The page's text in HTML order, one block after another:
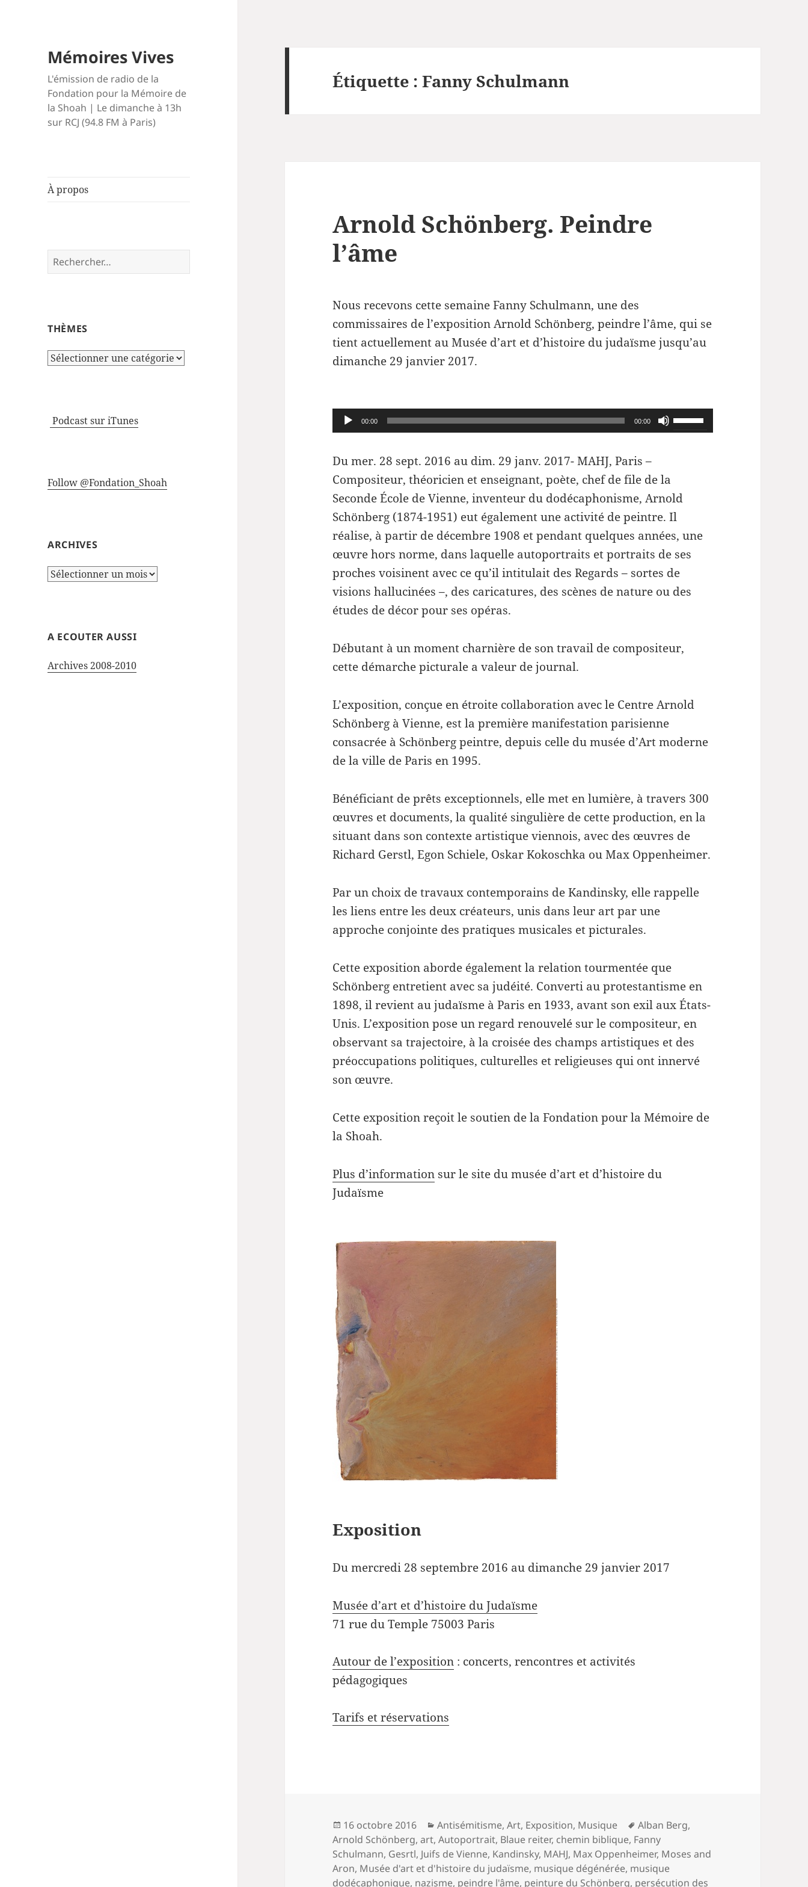
Mémoires Vives
L'émission de radio de la
Fondation pour la Mémoire de
la Shoah | Le dimanche à 13h
sur RCJ (94.8 FM à Paris)
À propos
Rechercher :
THÈMES
Thèmes
Podcast sur iTunes
Follow @Fondation_Shoah
ARCHIVES
Archives
A ECOUTER AUSSI
Archives 2008-2010
Étiquette :Fanny Schulmann
Arnold Schönberg. Peindre
l’âme
Nous recevons cette semaine Fanny Schulmann, une des
commissaires de l’exposition Arnold Schönberg, peindre l’âme, qui se
tient actuellement au Musée d’art et d’histoire du judaïsme jusqu’au
dimanche 29 janvier 2017.
Lecteur
audio
00:00 00:00
Utilisez
les
pour
augmenter
le
volume.
Du mer. 28 sept. 2016 au dim. 29 janv. 2017- MAHJ, Paris –
Compositeur, théoricien et enseignant, poète, chef de file de la
Seconde École de Vienne, inventeur du dodécaphonisme, Arnold
Schönberg (1874-1951) eut également une activité de peintre. Il
réalise, à partir de décembre 1908 et pendant quelques années, une
œuvre hors norme, dans laquelle autoportraits et portraits de ses
proches voisinent avec ce qu’il intitulait des Regards – sortes de
visions hallucinées –, des caricatures, des scènes de nature ou des
études de décor pour ses opéras.
Débutant à un moment charnière de son travail de compositeur,
cette démarche picturale a valeur de journal.
L’exposition, conçue en étroite collaboration avec le Centre Arnold
Schönberg à Vienne, est la première manifestation parisienne
consacrée à Schönberg peintre, depuis celle du musée d’Art moderne
de la ville de Paris en 1995.
Bénéficiant de prêts exceptionnels, elle met en lumière, à travers 300
œuvres et documents, la qualité singulière de cette production, en la
situant dans son contexte artistique viennois, avec des œuvres de
Richard Gerstl, Egon Schiele, Oskar Kokoschka ou Max Oppenheimer.
Par un choix de travaux contemporains de Kandinsky, elle rappelle
les liens entre les deux créateurs, unis dans leur art par une
approche conjointe des pratiques musicales et picturales.
Cette exposition aborde également la relation tourmentée que
Schönberg entretient avec sa judéité. Converti au protestantisme en
1898, il revient au judaïsme à Paris en 1933, avant son exil aux États-
Unis. L’exposition pose un regard renouvelé sur le compositeur, en
observant sa trajectoire, à la croisée des champs artistiques et des
préoccupations politiques, culturelles et religieuses qui ont innervé
son œuvre.
Cette exposition reçoit le soutien de la Fondation pour la Mémoire de
la Shoah.
Plus d’information sur le site du musée d’art et d’histoire du
Judaïsme
Exposition
Du mercredi 28 septembre 2016 au dimanche 29 janvier 2017
Musée d’art et d’histoire du Judaïsme
71 rue du Temple 75003 Paris
Autour de l’exposition : concerts, rencontres et activités
pédagogiques
Tarifs et réservations
Publié
le
16 octobre 2016 Catégories
Antisémitisme,Art, Exposition, Musique
Mots-
clés
Alban Berg,
Arnold Schönberg,art,Autoportrait, Blaue reiter, chemin biblique, Fanny
Schulmann, Gesrtl, Juifs de Vienne, Kandinsky, MAHJ, Max Oppenheimer, Moses and
Aron, Musée d'art et d'histoire du judaïsme, musique dégénérée, musique
dodécaphonique, nazisme, peindre l'âme, peinture du Schönberg, persécution des